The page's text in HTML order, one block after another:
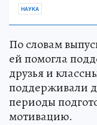
НАУКА
По словам
ей помогла
друзья и
поддерживали
периоды
мотивацию.